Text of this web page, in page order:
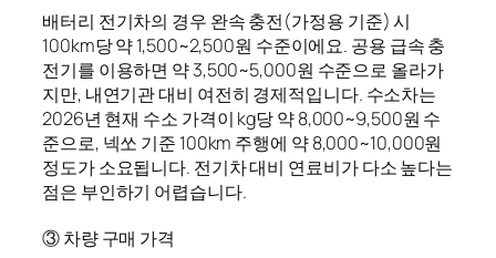
배터리 전기차의 경우 완속 충전(가정용 기준) 시
100km당 약 1,500~2,500원 수준이에요. 공용 급속 충
전기를 이용하면 약 3,500~5,000원 수준으로 올라가
지만, 내연기관 대비 여전히 경제적입니다. 수소차는
2026년 현재 수소 가격이 kg당 약 8,000~9,500원 수
준으로, 넥쏘 기준 100km 주행에 약 8,000~10,000원
정도가 소요됩니다. 전기차 대비 연료비가 다소 높다는
점은 부인하기 어렵습니다.
③ 차량 구매 가격